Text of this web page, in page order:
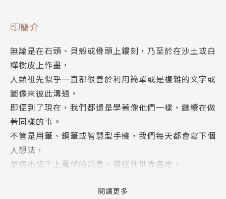
簡介
無論是在石頭、貝殼或骨頭上鏤刻，乃至於在沙土或白
樺樹皮上作畫，
人類祖先似乎一直都很善於利用簡單或是複雜的文字或
圖像來彼此溝通，
即便到了現在，我們都還是學著像他們一樣，繼續在做
著同樣的事。
不管是用筆、鋼筆或智慧型手機，我們每天都會寫下個
人想法，
並傳出成千上萬條的訊息，發送到世界各地。
在這本有趣且大膽的圖文書裡，作者兼繪者維達利以俏
閱讀更多